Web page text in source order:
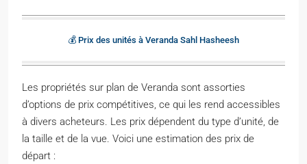
💰 Prix des unités à Veranda Sahl Hasheesh
Les propriétés sur plan de Veranda sont assorties
d’options de prix compétitives, ce qui les rend accessibles
à divers acheteurs. Les prix dépendent du type d’unité, de
la taille et de la vue. Voici une estimation des prix de
départ :